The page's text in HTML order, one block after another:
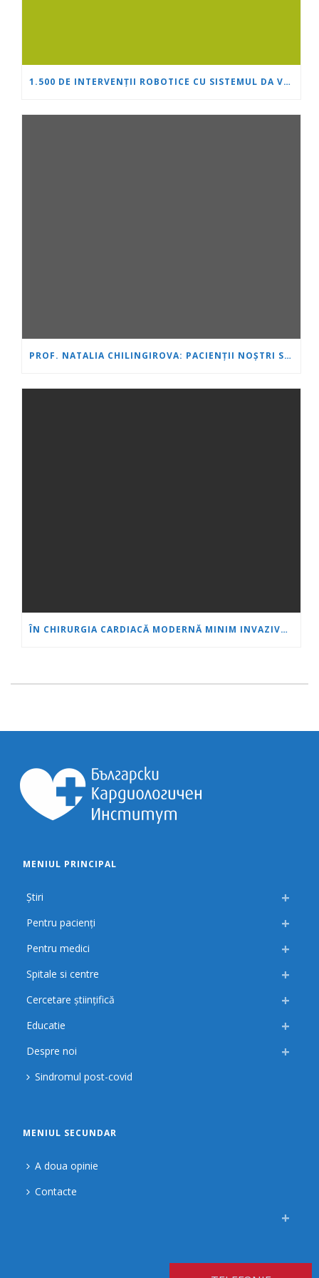
1.500 DE INTERVENȚII ROBOTICE CU SISTEMUL DA VINCI: „INIMĂ ȘI CREIER” ÎȘI CONSOLIDEAZĂ POZIȚIA DE LIDER ÎN UROLOGIE
PROF. NATALIA CHILINGIROVA: PACIENȚII NOȘTRI SUNT EROI, IAR NOI ÎI AJUTĂM SĂ FACĂ FAȚĂ MAI RAPID ȘI MAI UȘOR
ÎN CHIRURGIA CARDIACĂ MODERNĂ MINIM INVAZIVĂ, VÂRSTA ESTE DOAR UN NUMĂR
MENIUL PRINCIPAL
Știri
Pentru pacienți
Pentru medici
Spitale si centre
Cercetare științifică
Educatie
Despre noi
Sindromul post-covid
MENIUL SECUNDAR
A doua opinie
Contacte